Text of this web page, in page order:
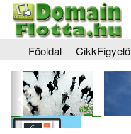
Főoldal CikkFigyelő
Előző